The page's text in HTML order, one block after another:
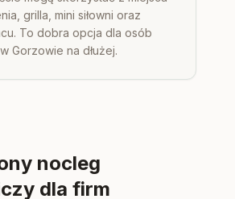
grilla, mini siłowni oraz
To dobra opcja dla osób
Gorzowie na dłużej.
nocleg
dla firm